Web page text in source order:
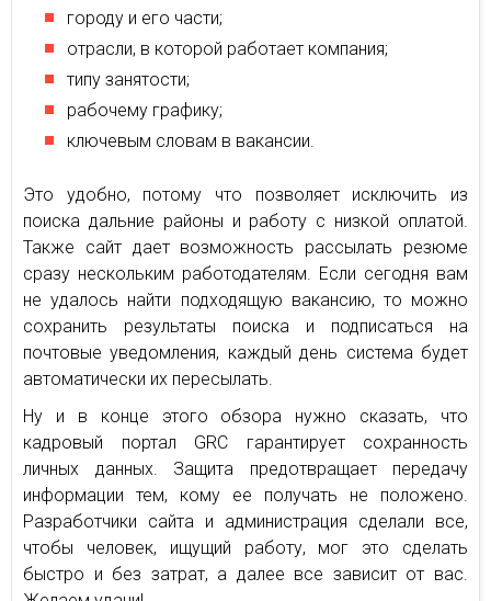
городу и его части;
отрасли, в которой работает компания;
типу занятости;
рабочему графику;
ключевым словам в вакансии.
Это удобно, потому что позволяет исключить из
поиска дальние районы и работу с низкой оплатой.
Также сайт дает возможность рассылать резюме
сразу нескольким работодателям. Если сегодня вам
не удалось найти подходящую вакансию, то можно
сохранить результаты поиска и подписаться на
почтовые уведомления, каждый день система будет
автоматически их пересылать.
Ну и в конце этого обзора нужно сказать, что
кадровый портал GRC гарантирует сохранность
личных данных. Защита предотвращает передачу
информации тем, кому ее получать не положено.
Разработчики сайта и администрация сделали все,
чтобы человек, ищущий работу, мог это сделать
быстро и без затрат, а далее все зависит от вас.